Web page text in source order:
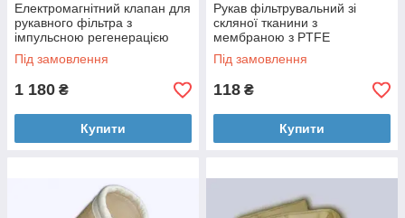
Електромагнітний клапан для
рукавного фільтра з
імпульсною регенерацією
Під замовлення
1 180 ₴
Купити
Рукав фільтрувальний зі
скляної тканини з
мембраною з PTFE
Під замовлення
118 ₴
Купити